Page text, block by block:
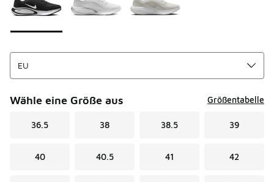
Wähle eine Größe aus Größentabelle
36.5 38 38.5 39
40 40.5 41 42